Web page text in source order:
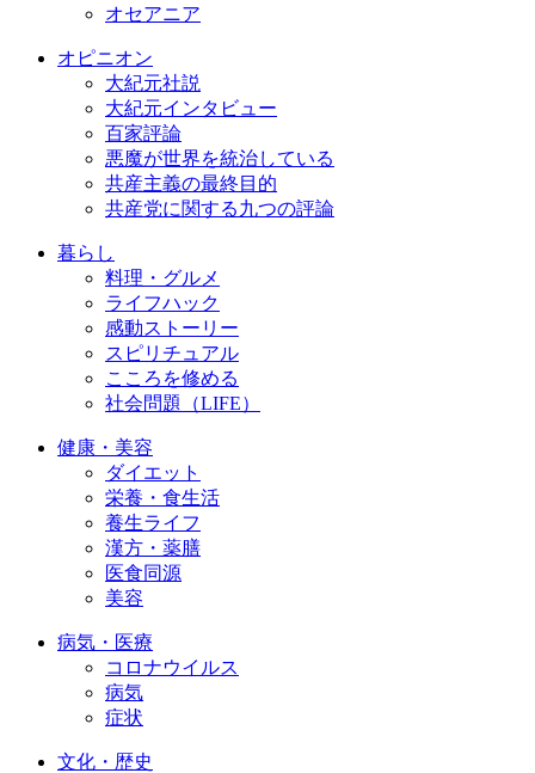
オセアニア
オピニオン
大紀元社説
大紀元インタビュー
百家評論
悪魔が世界を統治している
共産主義の最終目的
共産党に関する九つの評論
暮らし
料理・グルメ
ライフハック
感動ストーリー
スピリチュアル
こころを修める
社会問題（LIFE）
健康・美容
ダイエット
栄養・食生活
養生ライフ
漢方・薬膳
医食同源
美容
病気・医療
コロナウイルス
病気
症状
文化・歴史